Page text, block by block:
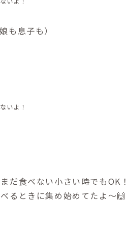
も息子も）
いよ！
だ食べない小さい時でもOK！
るときに集め始めてたよ〜🙌